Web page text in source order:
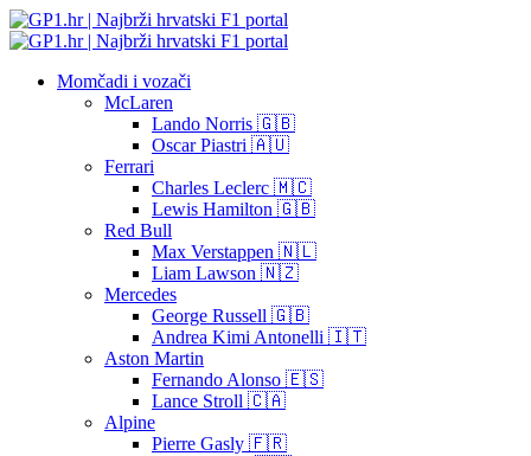
Momčadi i vozači
McLaren
Lando Norris 🇬🇧
Oscar Piastri 🇦🇺
Ferrari
Charles Leclerc 🇲🇨
Lewis Hamilton 🇬🇧
Red Bull
Max Verstappen 🇳🇱
Liam Lawson 🇳🇿
Mercedes
George Russell 🇬🇧
Andrea Kimi Antonelli 🇮🇹
Aston Martin
Fernando Alonso 🇪🇸
Lance Stroll 🇨🇦
Alpine
Pierre Gasly 🇫🇷